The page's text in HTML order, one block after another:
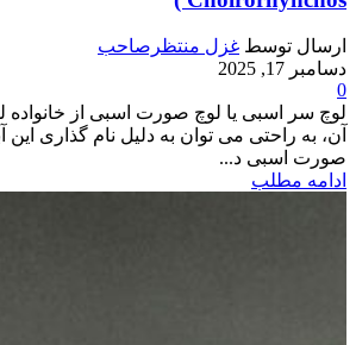
ارسال توسط غزل منتظرصاحب
دسامبر 17, 2025
0
لوچ سر اسبی یا لوچ صورت اسبی از خانواده
آن، به راحتی می توان به دلیل نام گذاری این
صورت اسبی د...
ادامه مطلب